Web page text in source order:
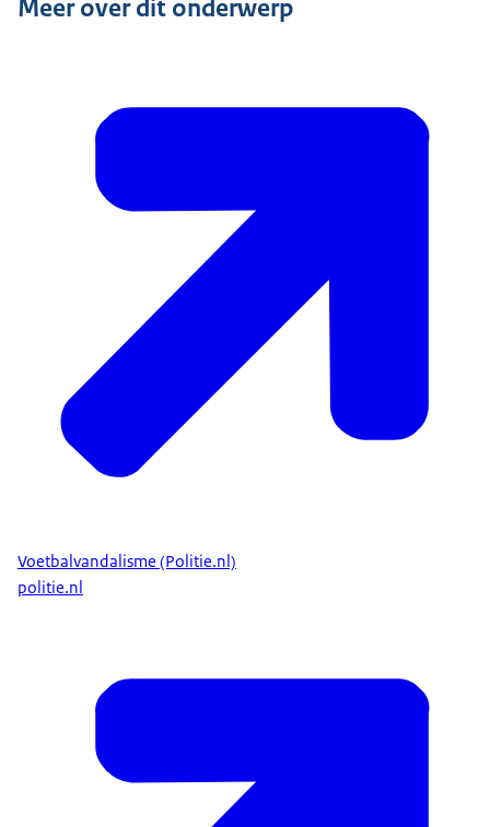
Meer over dit onderwerp
Voetbalvandalisme (Politie.nl)
politie.nl